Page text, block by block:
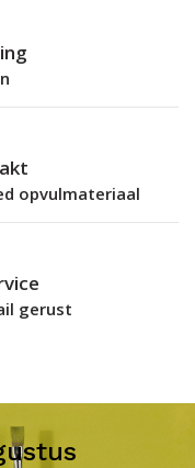
opvulmateriaal
gerust